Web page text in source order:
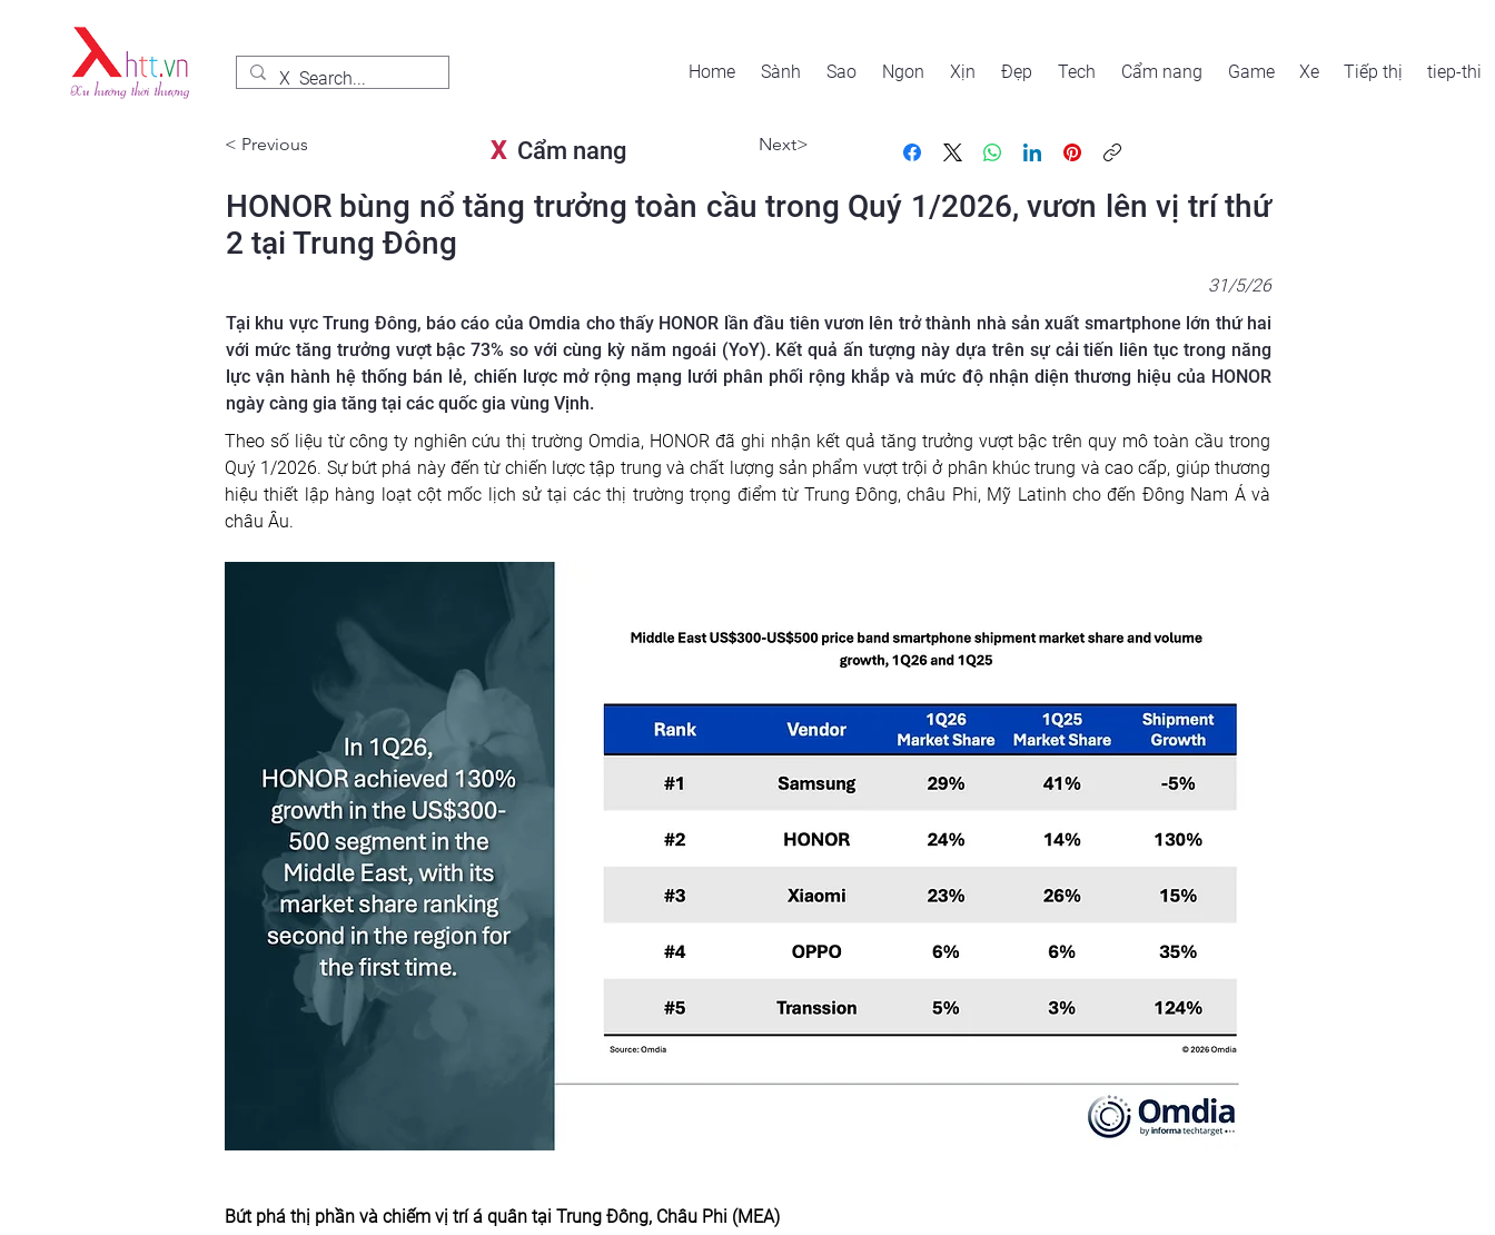
Home Sành Sao Ngon Xịn Đẹp Tech Cẩm nang Game Xe Tiếp thị tiep-thi
< Previous XCẩm nang Next>
HONOR bùng nổ tăng trưởng toàn cầu trong Quý 1/2026, vươn lên vị trí thứ
2 tại Trung Đông
31/5/26
Tại khu vực Trung Đông, báo cáo của Omdia cho thấy HONOR lần đầu tiên vươn lên trở thành nhà sản xuất smartphone lớn thứ hai
với mức tăng trưởng vượt bậc 73% so với cùng kỳ năm ngoái (YoY). Kết quả ấn tượng này dựa trên sự cải tiến liên tục trong năng
lực vận hành hệ thống bán lẻ, chiến lược mở rộng mạng lưới phân phối rộng khắp và mức độ nhận diện thương hiệu của HONOR
ngày càng gia tăng tại các quốc gia vùng Vịnh.
Theo số liệu từ công ty nghiên cứu thị trường Omdia, HONOR đã ghi nhận kết quả tăng trưởng vượt bậc trên quy mô toàn cầu trong
Quý 1/2026. Sự bứt phá này đến từ chiến lược tập trung và chất lượng sản phẩm vượt trội ở phân khúc trung và cao cấp, giúp thương
hiệu thiết lập hàng loạt cột mốc lịch sử tại các thị trường trọng điểm từ Trung Đông, châu Phi, Mỹ Latinh cho đến Đông Nam Á và
châu Âu.
Bứt phá thị phần và chiếm vị trí á quân tại Trung Đông, Châu Phi (MEA)